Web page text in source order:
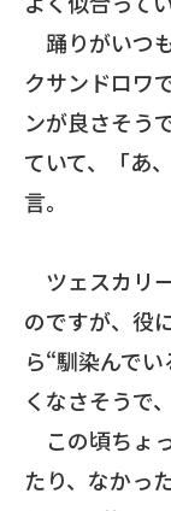
踊りがいつ
クサンドロワ
ンが良さそう
ていて、「あ
言。
ツェスカリ
のですが、役
ら“馴染んで
くなさそうで
この頃ちょ
たり、なかっ